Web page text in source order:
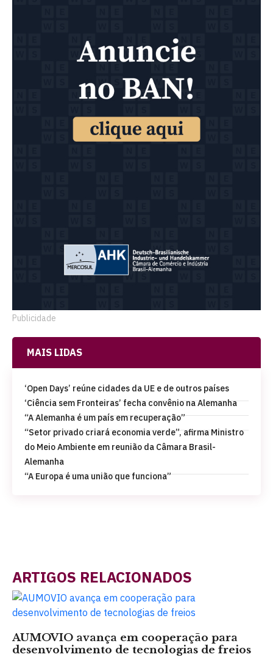
Publicidade
MAIS LIDAS
‘Open Days’ reúne cidades da UE e de outros países
‘Ciência sem Fronteiras’ fecha convênio na Alemanha
“A Alemanha é um país em recuperação”
“Setor privado criará economia verde”, afirma Ministro
do Meio Ambiente em reunião da Câmara Brasil-
Alemanha
“A Europa é uma união que funciona”
ARTIGOS RELACIONADOS
AUMOVIO avança em cooperação para
desenvolvimento de tecnologias de freios